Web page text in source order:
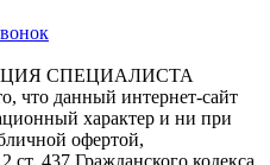
СПЕЦИАЛИСТА
что данный интернет-сайт
характер и ни при
офертой,